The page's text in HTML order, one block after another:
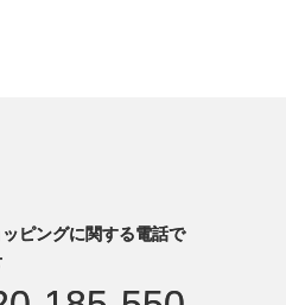
ピングに関する電話で